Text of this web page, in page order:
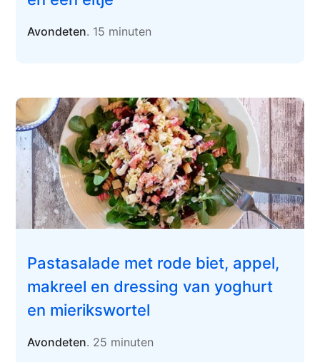
Avondeten. 15 minuten
Pastasalade met rode biet, appel,
makreel en dressing van yoghurt
en mierikswortel
Avondeten. 25 minuten